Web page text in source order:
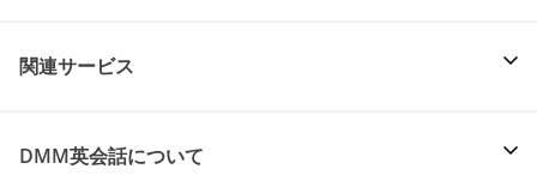
関連サービス
DMM英会話について